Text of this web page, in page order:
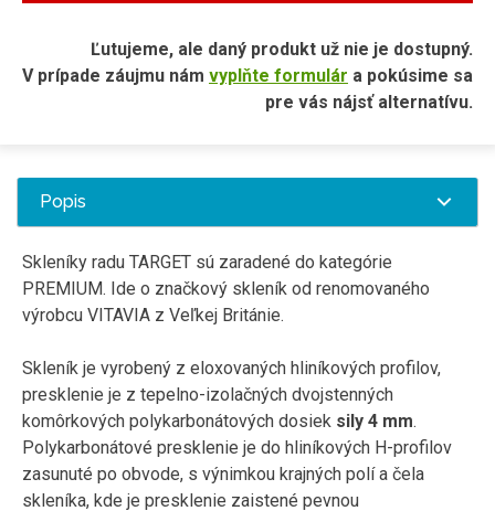
Ľutujeme, ale daný produkt už nie je dostupný.
V prípade záujmu nám vyplňte formulár a pokúsime sa
pre vás nájsť alternatívu.
Popis
Skleníky radu TARGET sú zaradené do kategórie
PREMIUM. Ide o značkový skleník od renomovaného
výrobcu VITAVIA z Veľkej Británie.
Skleník je vyrobený z eloxovaných hliníkových profilov,
presklenie je z tepelno-izolačných dvojstenných
komôrkových polykarbonátových dosiek sily 4 mm.
Polykarbonátové presklenie je do hliníkových H-profilov
zasunuté po obvode, s výnimkou krajných polí a čela
skleníka, kde je presklenie zaistené pevnou